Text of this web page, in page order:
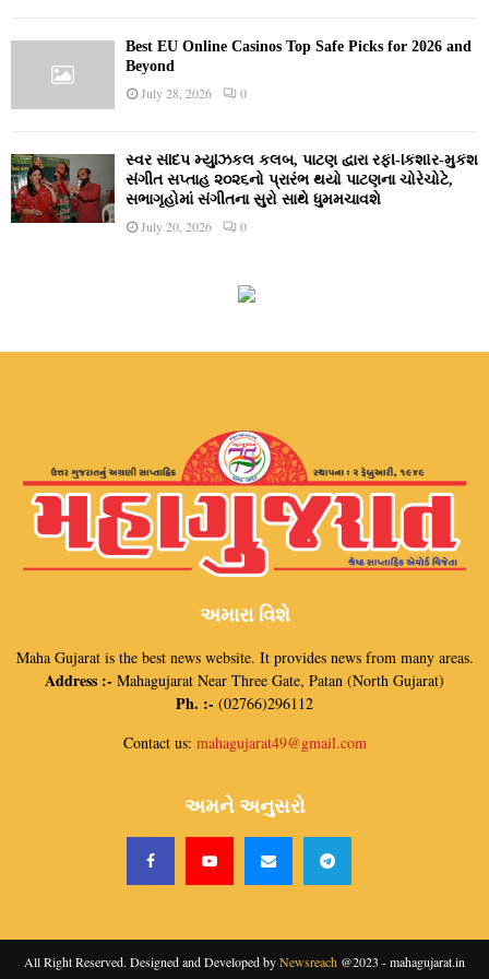
Best EU Online Casinos Top Safe Picks for 2026 and
Beyond
July 28, 2026 0
સ્વર સંદિપ મ્યુઝિકલ કલબ, પાટણ દ્વારા રફી-કિશોર-મુકેશ
સંગીત સપ્તાહ ૨૦૨૬નો પ્રારંભ થયો પાટણના ચોરેચોટે,
સભાગૃહોમાં સંગીતના સુરો સાથે ધુમમચાવશે
July 20, 2026 0
અમારા વિશે
Maha Gujarat is the best news website. It provides news from many areas.
Address :- Mahagujarat Near Three Gate, Patan (North Gujarat)
Ph. :- (02766)296112
Contact us: mahagujarat49@gmail.com
અમને અનુસરો
All Right Reserved. Designed and Developed byNewsreach @2023 - mahagujarat.in